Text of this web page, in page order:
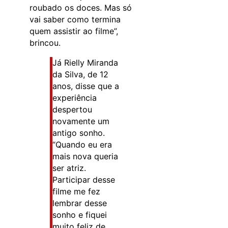
roubado os doces. Mas só
vai saber como termina
quem assistir ao filme”,
brincou.
Já Rielly Miranda
da Silva, de 12
anos, disse que a
experiência
despertou
novamente um
antigo sonho.
“Quando eu era
mais nova queria
ser atriz.
Participar desse
filme me fez
lembrar desse
sonho e fiquei